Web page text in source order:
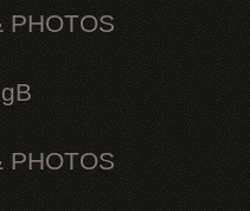
PHOTOS
PHOTOS